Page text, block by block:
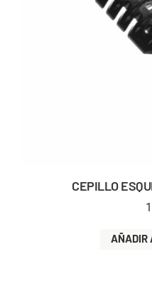
CEPILLO
AÑADIR